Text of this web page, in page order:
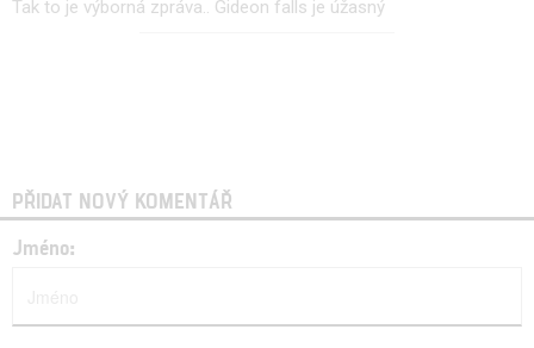
Tak to je výborná zpráva.. Gideon falls je úžasný
PŘIDAT NOVÝ KOMENTÁŘ
Jméno: